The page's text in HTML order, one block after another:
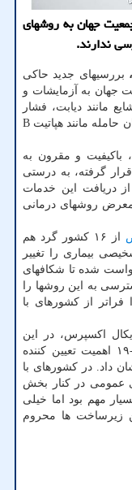
جهان به روشهای
ندارند.
بررسیهای جدید حاکی
مانند دیابت، فشار
خون بالا، HIV و سل یا تستهای اولیه برای زنان حامله مانند هپاتیت B
و مقرون به
گرفته، به درستی
دریافت این خدمات
روشهای درمانی
از ۱۶ کشور گرد هم
بیماری را تغییر
شده تا شکافهای
به این روشها را
از کشورهای با
اکسپرس، در این
گزارش تاکید شده است: همه گیری کووید-۱۹ اهمیت تعیین کننده
داد. در کشورهای با
عمومی در کنار بخش
مهم بود اما خیلی
زیرساخت ها محروم